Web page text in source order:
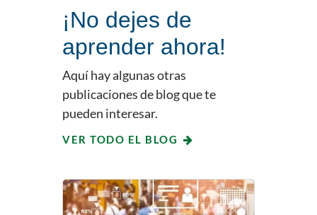
¡No dejes de
aprender ahora!
Aquí hay algunas otras
publicaciones de blog que te
pueden interesar.
VER TODO EL BLOG